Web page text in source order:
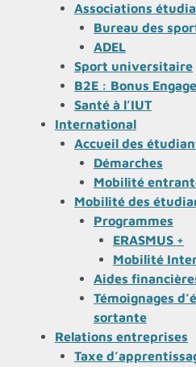
Associations
Bureau des
ADEL
Sport universitaire
B2E : Bonus
Santé à l’IUT
International
Accueil des
Démarches
Mobilité
Mobilité des
Programmes
ERASMUS +
Mobilité
Aides
Témoignages
sortante
Relations entreprises
Taxe